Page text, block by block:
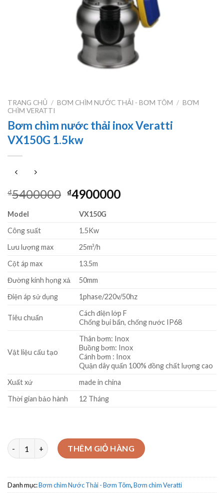
TRANG CHỦ / BƠM CHÌM NƯỚC THẢI - BƠM TÕM / BƠM
CHÌM VERATTI
Bơm chìm nước thải inox Veratti
VX150G 1.5kw
₫5400000 Giá
₫5400000.
₫4900000Giá
Model
VX150G
Công suất
1.5Kw
Lưu lượng max
25m³/h
Cột áp max
13.5m
Đường kính họng xả
50mm
Điện áp sử dụng
1phase/220v/50hz
Tiêu chuẩn
Cách điện lớp F
Chống bụi bẩn, chống nước IP68
Vật liệu cấu tạo
Thân bơm: Inox
Buồng bơm: Inox
Cánh bơm : Inox
Quận dây quấn 100% đồng chất lượng cao
Xuất xứ
made in china
Thời gian bảo hành
12 Tháng
Bơm chìm nước thải inox Veratti VX150G 1.5kw số lượng
THÊM GIỎ HÀNG
Danh mục:Bơm chìm Nước Thải - Bơm Tõm,Bơm chìm Veratti